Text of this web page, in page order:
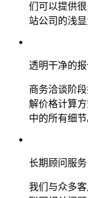
们可以提供
站公司的浅显
透明干净的
商务洽谈阶
解价格计算
中的所有细节
长期顾问服务
我们与众多